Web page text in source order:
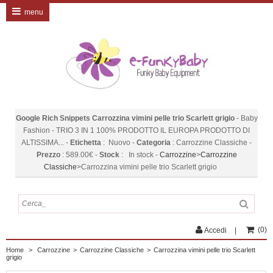
Google Rich Snippets Carrozzina vimini pelle trio Scarlett grigio- Baby
Fashion - TRIO 3 IN 1 100% PRODOTTO IL EUROPA PRODOTTO DI
ALTISSIMA... - Etichetta : Nuovo - Categoria : Carrozzine Classiche -
Prezzo: 589.00€ - Stock: In stock - Carrozzine>Carrozzine
Classiche>Carrozzina vimini pelle trio Scarlett grigio
menu
Accedi (0)
Home > Carrozzine > Carrozzine Classiche > Carrozzina vimini pelle trio Scarlett
grigio